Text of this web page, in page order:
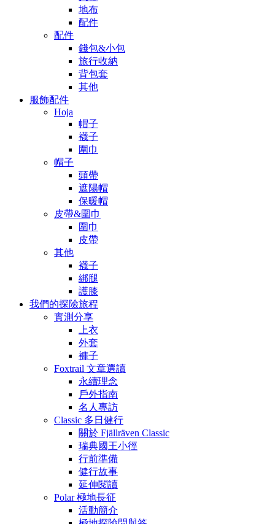
地布
配件
配件
錢包&小包
旅行收納
背包套
其他
服飾配件
Hoja
帽子
襪子
圍巾
帽子
頭帶
遮陽帽
保暖帽
皮帶&圍巾
圍巾
皮帶
其他
襪子
綁腿
護膝
我們的探險旅程
實測分享
上衣
外套
褲子
Foxtrail 文章選讀
永續理念
戶外指南
名人專訪
Classic 多日健行
關於 Fjällräven Classic
瑞典國王小徑
行前準備
健行故事
延伸閱讀
Polar 極地長征
活動簡介